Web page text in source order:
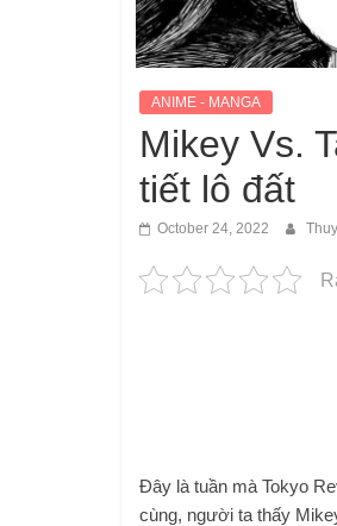
ANIME - MANGA
Mikey Vs.
tiết lô đất
October 24, 2022
Đây là tuần mà Tokyo
cùng, người ta thấy